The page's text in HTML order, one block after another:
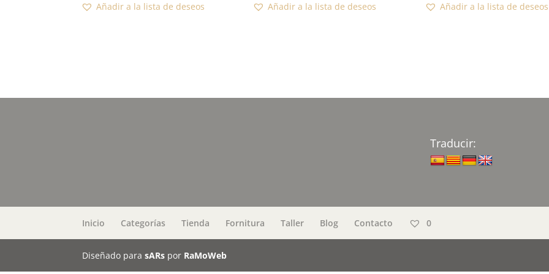
precios:
Añadir a la lista de deseos
precios:
Añadir a la lista de deseos Añadir a la lista de deseos
Traducir:
Inicio Categorías Tienda Fornitura Taller Blog Contacto 0
Diseñado parasARs por RaMoWeb